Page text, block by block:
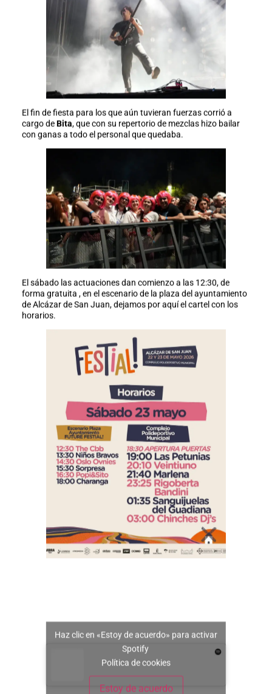
El fin de fiesta para los que aún tuvieran fuerzas corrió a
cargo deBita, que con su repertorio de mezclas hizo bailar
con ganas a todo el personal que quedaba.
El sábado las actuaciones dan comienzo a las 12:30, de
forma gratuita , en el escenario de la plaza del ayuntamiento
de Alcázar de San Juan, dejamos por aquí el cartel con los
horarios.
Haz clic en «Estoy de acuerdo» para activar
Spotify
Política de cookies
Estoy de acuerdo